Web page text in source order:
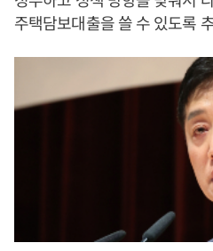
주택담보대출을 쓸 수 있도록